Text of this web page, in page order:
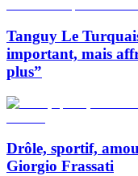
Tanguy Le
important, mais
plus”
Drôle, sportif,
Giorgio Frassati